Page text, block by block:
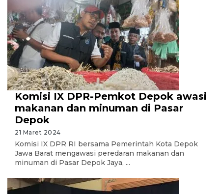
Komisi IX DPR-Pemkot Depok awasi
makanan dan minuman di Pasar
Depok
21 Maret 2024
Komisi IX DPR RI bersama Pemerintah Kota Depok
Jawa Barat mengawasi peredaran makanan dan
minuman di Pasar Depok Jaya, ...